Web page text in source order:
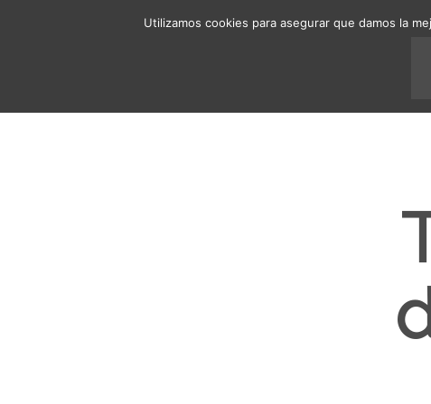
Utilizamos cookies para asegurar que damos la